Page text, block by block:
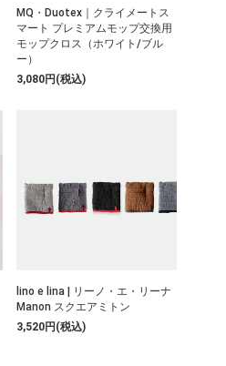
MQ・Duotex｜クライメートス
マート プレミアムモップ交換用
モップクロス（ホワイト/ブル
ー）
3,080円(税込)
lino e lina | リーノ・エ・リーナ
Manon スクエアミトン
3,520円(税込)